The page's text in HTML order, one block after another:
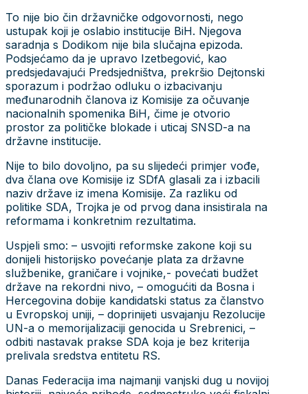
To nije bio čin državničke odgovornosti, nego
ustupak koji je oslabio institucije BiH. Njegova
saradnja s Dodikom nije bila slučajna epizoda.
Podsjećamo da je upravo Izetbegović, kao
predsjedavajući Predsjedništva, prekršio Dejtonski
sporazum i podržao odluku o izbacivanju
međunarodnih članova iz Komisije za očuvanje
nacionalnih spomenika BiH, čime je otvorio
prostor za političke blokade i uticaj SNSD-a na
državne institucije.
Nije to bilo dovoljno, pa su slijedeći primjer vođe,
dva člana ove Komisije iz SDfA glasali za i izbacili
naziv države iz imena Komisije. Za razliku od
politike SDA, Trojka je od prvog dana insistirala na
reformama i konkretnim rezultatima.
Uspjeli smo: – usvojiti reformske zakone koji su
donijeli historijsko povećanje plata za državne
službenike, graničare i vojnike,- povećati budžet
države na rekordni nivo, – omogućiti da Bosna i
Hercegovina dobije kandidatski status za članstvo
u Evropskoj uniji, – doprinijeti usvajanju Rezolucije
UN-a o memorijalizaciji genocida u Srebrenici, –
odbiti nastavak prakse SDA koja je bez kriterija
prelivala sredstva entitetu RS.
Danas Federacija ima najmanji vanjski dug u novijoj